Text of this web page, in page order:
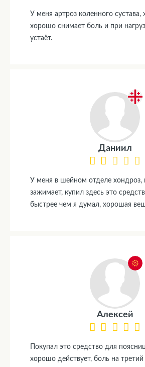
У меня артроз коленного сустава,
хорошо снимает боль и при
устаёт.
Даниил
У меня в шейном отделе хондроз,
зажимает, купил здесь это
быстрее чем я думал, хорошая
Алексей
Покупал это средство для
хорошо действует, боль на